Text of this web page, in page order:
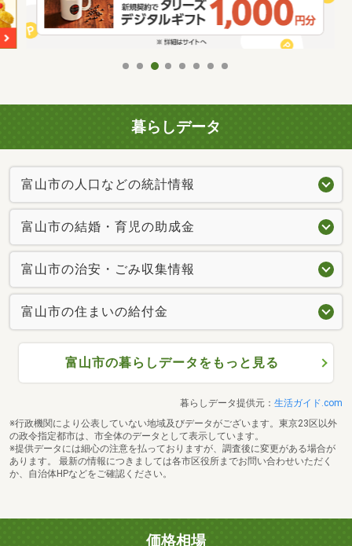
暮らしデータ
富山市の人口などの統計情報
富山市の結婚・育児の助成金
富山市の治安・ごみ収集情報
富山市の住まいの給付金
富山市の暮らしデータをもっと見る
暮らしデータ提供元： 生活ガイド.com
※行政機関により公表していない地域及びデータがございます。東京23区以外
の政令指定都市は、市全体のデータとして表示しています。
※提供データには細心の注意を払っておりますが、調査後に変更がある場合が
あります。 最新の情報につきましては各市区役所までお問い合わせいただく
か、自治体HPなどをご確認ください。
価格相場